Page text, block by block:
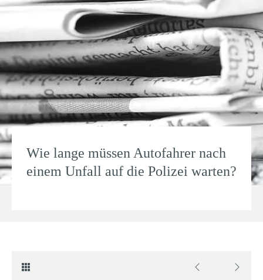
Wie lange müssen Autofahrer nach
einem Unfall auf die Polizei warten?